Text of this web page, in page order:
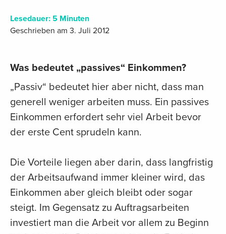
Lesedauer: 5 Minuten
Geschrieben am 3. Juli 2012
Was bedeutet „passives“ Einkommen?
„Passiv“ bedeutet hier aber nicht, dass man
generell weniger arbeiten muss. Ein passives
Einkommen erfordert sehr viel Arbeit bevor
der erste Cent sprudeln kann.
Die Vorteile liegen aber darin, dass langfristig
der Arbeitsaufwand immer kleiner wird, das
Einkommen aber gleich bleibt oder sogar
steigt. Im Gegensatz zu Auftragsarbeiten
investiert man die Arbeit vor allem zu Beginn